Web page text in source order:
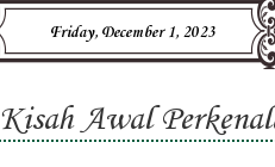
Friday, December 1, 2023
Kisah Awal